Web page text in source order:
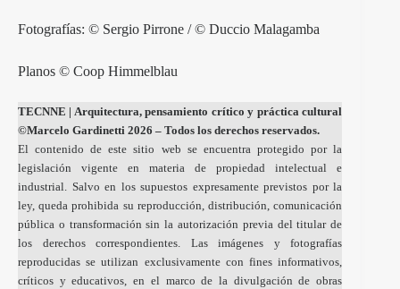
Fotografías: © Sergio Pirrone / © Duccio Malagamba
Planos © Coop Himmelblau
TECNNE | Arquitectura, pensamiento crítico y práctica cultural
©Marcelo Gardinetti 2026 – Todos los derechos reservados.
El contenido de este sitio web se encuentra protegido por la
legislación vigente en materia de propiedad intelectual e
industrial. Salvo en los supuestos expresamente previstos por la
ley, queda prohibida su reproducción, distribución, comunicación
pública o transformación sin la autorización previa del titular de
los derechos correspondientes. Las imágenes y fotografías
reproducidas se utilizan exclusivamente con fines informativos,
críticos y educativos, en el marco de la divulgación de obras